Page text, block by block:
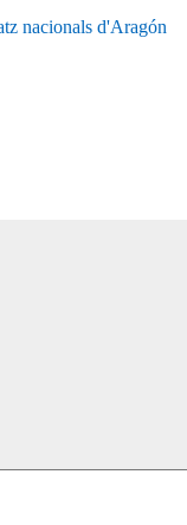
nacionals d'Aragón